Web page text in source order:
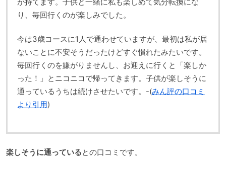
り、毎回行くのが楽しみでした。
今は3歳コースに1人で通わせていますが、最初は私が居
ないことに不安そうだったけどすぐ慣れたみたいです。
毎回行くのを嫌がりませんし、お迎えに行くと「楽しか
った！」とニコニコで帰ってきます。子供が楽しそうに
通っているうちは続けさせたいです。-(みん評の口コミ
より引用)
楽しそうに通っているとの口コミです。